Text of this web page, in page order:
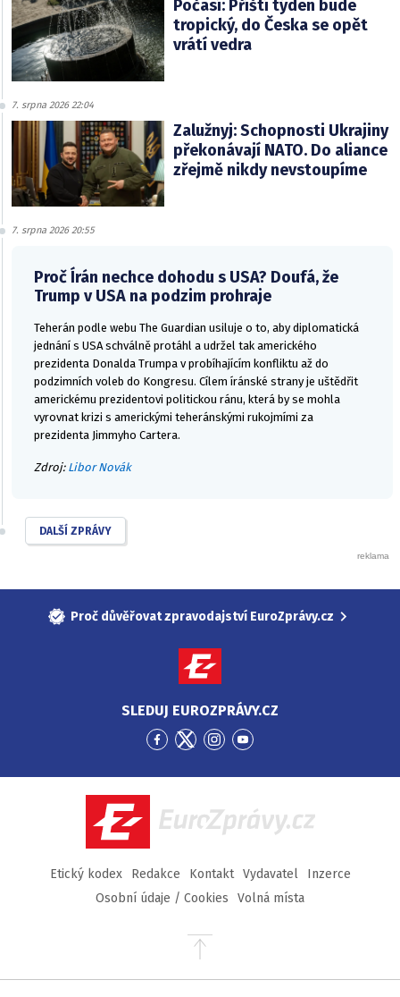
Počasí: Příští týden bude
tropický, do Česka se opět
vrátí vedra
7. srpna 2026 22:04
Zalužnyj: Schopnosti Ukrajiny
překonávají NATO. Do aliance
zřejmě nikdy nevstoupíme
7. srpna 2026 20:55
Proč Írán nechce dohodu s USA? Doufá, že
Trump v USA na podzim prohraje
Teherán podle webu The Guardian usiluje o to, aby diplomatická
jednání s USA schválně protáhl a udržel tak amerického
prezidenta Donalda Trumpa v probíhajícím konfliktu až do
podzimních voleb do Kongresu. Cílem íránské strany je uštědřit
americkému prezidentovi politickou ránu, která by se mohla
vyrovnat krizi s americkými teheránskými rukojmími za
prezidenta Jimmyho Cartera.
Zdroj: Libor Novák
DALŠÍ ZPRÁVY
Proč důvěřovat zpravodajství EuroZprávy.cz
SLEDUJ EUROZPRÁVY.CZ
Přejít
Facebook
Přejít
Twitter
Přejít
Instagram
Přejít
YouTube
EuroZprávy.cz
Etický kodex Redakce Kontakt Vydavatel
Inzerce
Osobní údaje / Cookies
Volná místa
Přejít
stránky